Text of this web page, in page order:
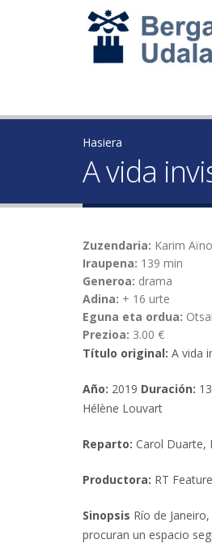
Hasiera
A vida
Zuzendaria: Karim
Iraupena: 139 min
Generoa: drama
Adina: + 16 urte
Eguna eta ordua:
Prezioa: 3.00 €
Título original: A vida
Año: 2019 Duración:
Hélène Louvart
Reparto: Carol Duarte,
Productora: RT
Sinopsis Río de
procuran un espacio